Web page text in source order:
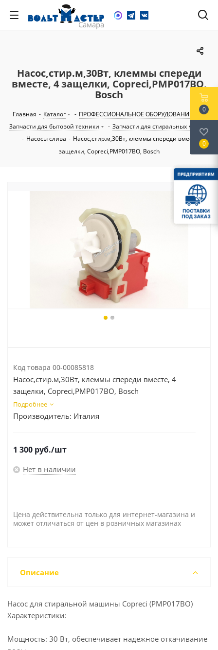
Насос,стир.м,30Вт, клеммы cпереди
вместе, 4 защелки, Copreci,PMP017BO,
Bosch
Главная - Каталог - ПРОФЕССИОНАЛЬНОЕ ОБОРУДОВАНИЕ
-
Запчасти для бытовой техники
- Запчасти для стиральных машин
- Насосы слива - Насос,стир.м,30Вт, клеммы cпереди вместе, 4
защелки, Copreci,PMP017BO, Bosch
Код товара 00-00085818
Насос,стир.м,30Вт, клеммы cпереди вместе, 4
защелки, Copreci,PMP017BO, Bosch
Подробнее
Производитель: Италия
1 300 руб./шт
Нет в наличии
Цена действительна только для интернет-магазина и
может отличаться от цен в розничных магазинах
Описание
Насос для стиральной машины Copreci (PMP017BO)
Характеристики:
Мощность: 30 Вт, обеспечивает надежное откачивание
0
0